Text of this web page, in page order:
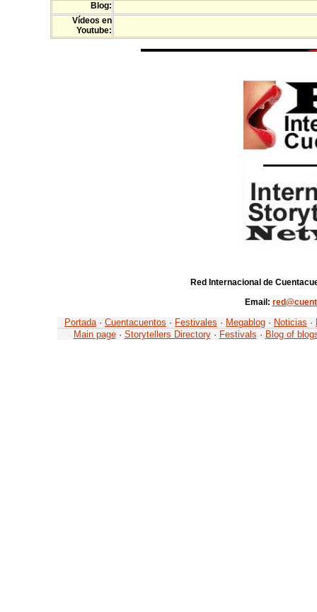
Blog:
Vídeos en
Youtube:
Red Internacional de
Email:
Portada · Cuentacuentos · Festivales · Megablog · Noticias ·
Main page · Storytellers Directory · Festivals · Blog of